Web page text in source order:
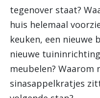
tegenover staat?
huis helemaal
keuken, een nieuwe
nieuwe
meubelen? Waarom
sinasappelkratjes